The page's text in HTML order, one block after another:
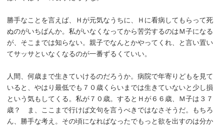
勝手なことを言えば、Ｈが元気なうちに、Ｈに看病してもらって死
ぬのがいちばんか。私がいなくなってから苦労するのはＭ子になる
が、そこまでは知らない。親子でなんとかやってくれ、と言い置い
てサッサといなくなるのが一番ずるくていい。
人間、何歳まで生きていけるのだろうか。病院で年寄りどもを見て
いると、やはり最低でも７０歳くらいまでは生きていないと少し損
という気もしてくる。私が７０歳。するとＨが６６歳、Ｍ子は３７
歳？ ま、ここまで行けば文句を言うべきではなさそうだ。もちろ
ん、勝手な考え。その頃になればなったでもっと欲を出すのは分か